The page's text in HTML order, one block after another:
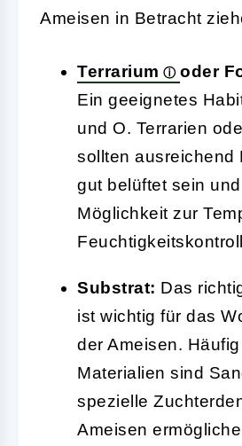
Ameisen in Betracht
Terrarium
oder
Ein geeignetes
und O. Terrarien
sollten ausreichend
gut belüftet sein
Möglichkeit zur
Substrat: Das
ist wichtig für das
der Ameisen.
Materialien sind
spezielle
Ameisen